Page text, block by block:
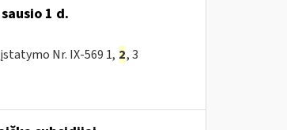
1 d.
Nr. IX-569 1, 2, 3